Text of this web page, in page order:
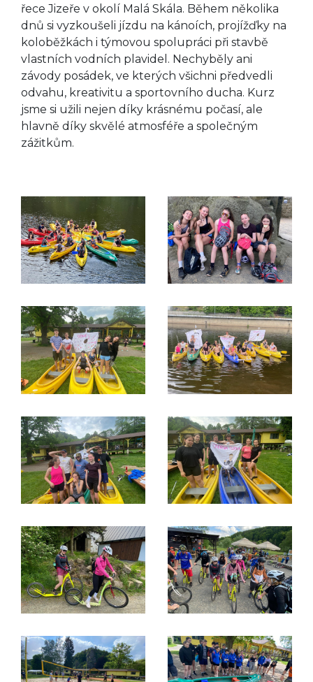
řece Jizeře v okolí Malá Skála. Během několika
dnů si vyzkoušeli jízdu na kánoích, projížďky na
koloběžkách i týmovou spolupráci při stavbě
vlastních vodních plavidel. Nechyběly ani
závody posádek, ve kterých všichni předvedli
odvahu, kreativitu a sportovního ducha. Kurz
jsme si užili nejen díky krásnému počasí, ale
hlavně díky skvělé atmosféře a společným
zážitkům.